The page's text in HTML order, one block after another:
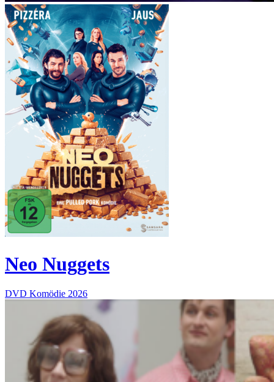
Neo Nuggets
DVD Komödie 2026